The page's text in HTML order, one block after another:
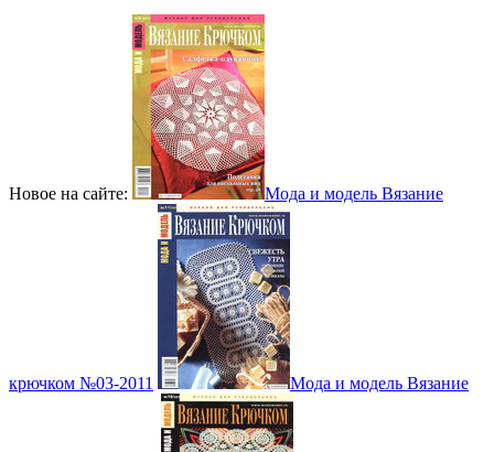
Новое на сайте: Мода и модель Вязание
крючком №03-2011 Мода и модель Вязание